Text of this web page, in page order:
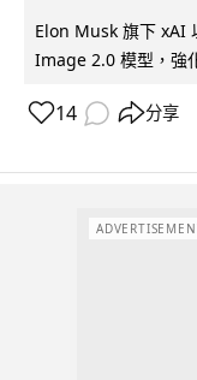
Elon Musk 旗下 xAI
Image 2.0 模型，強
14 分享